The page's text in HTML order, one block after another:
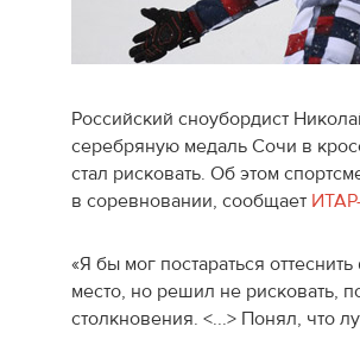
турнира) на пути из
Российский сноубордист
серебряную медаль Сочи в
стал рисковать. Об этом
в соревновании, сообщает
«Я бы мог постараться
место, но решил не рисковать,
столкновения. <...> Понял, что